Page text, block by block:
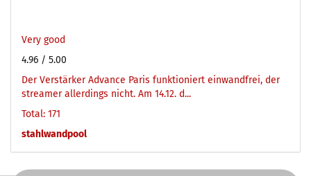
Very good
4.96 / 5.00
Der Verstärker Advance Paris funktioniert einwandfrei, der
streamer allerdings nicht. Am 14.12. d...
Total: 171
stahlwandpool